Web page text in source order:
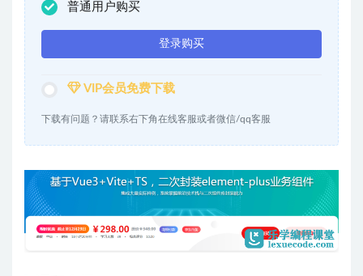
普通用户购买
登录购买
VIP会员免费下载
下载有问题？请联系右下角在线客服或者微信/qq客服